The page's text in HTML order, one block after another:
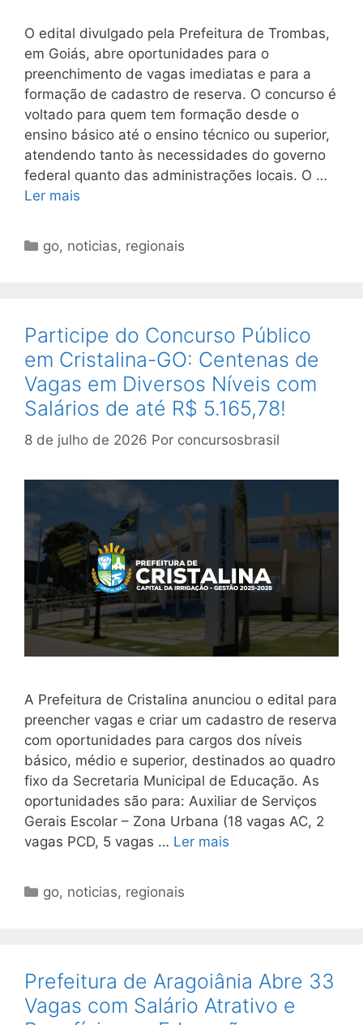
O edital divulgado pela Prefeitura de Trombas,
em Goiás, abre oportunidades para o
preenchimento de vagas imediatas e para a
formação de cadastro de reserva. O concurso é
voltado para quem tem formação desde o
ensino básico até o ensino técnico ou superior,
atendendo tanto às necessidades do governo
federal quanto das administrações locais. O …
Ler mais
Categorias
go, noticias, regionais
Participe do Concurso Público
em Cristalina-GO: Centenas de
Vagas em Diversos Níveis com
Salários de até R$ 5.165,78!
8 de julho de 2026 Por concursosbrasil
A Prefeitura de Cristalina anunciou o edital para
preencher vagas e criar um cadastro de reserva
com oportunidades para cargos dos níveis
básico, médio e superior, destinados ao quadro
fixo da Secretaria Municipal de Educação. As
oportunidades são para: Auxiliar de Serviços
Gerais Escolar – Zona Urbana (18 vagas AC, 2
vagas PCD, 5 vagas … Ler mais
Categorias
go, noticias, regionais
Prefeitura de Aragoiânia Abre 33
Vagas com Salário Atrativo e